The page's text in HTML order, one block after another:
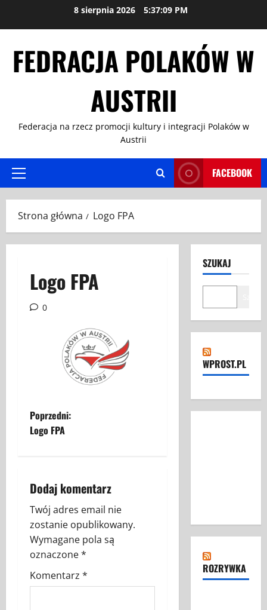
8 sierpnia 2026 5:37:09 PM
FEDRACJA POLAKÓW W
AUSTRII
Federacja na rzecz promocji kultury i integracji Polaków w
Austrii
Menu
FACEBOOK
Strona główna Logo FPA
Logo FPA
0
Z
a
c
z
w
p
Poprzedni:
Logo FPA
Dodaj komentarz
Twój adres email nie
zostanie opublikowany.
Wymagane pola są
oznaczone*
Komentarz *
SZUKAJ
WPROST.PL
ROZRYWKA